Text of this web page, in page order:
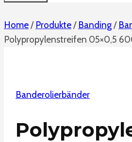
Home/ Produkte/ Banding/
Polypropylenstreifen 05×0,5
Banderolierbänder